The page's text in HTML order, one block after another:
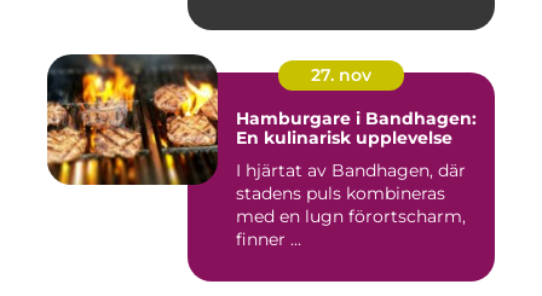
27. nov
Hamburgare i Bandhagen:
En kulinarisk upplevelse
I hjärtat av Bandhagen, där
stadens puls kombineras
med en lugn förortscharm,
finner ...